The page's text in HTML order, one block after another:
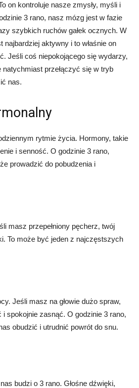
on kontroluje nasze zmysły, myśli i
3 rano, nasz mózg jest w fazie
szybkich ruchów gałek ocznych. W
najbardziej aktywny i to właśnie on
Jeśli coś niepokojącego się wydarzy,
przełączyć się w tryb
nas.
rytmie życia. Hormony, takie
i senność. O godzinie 3 rano,
prowadzić do pobudzenia i
masz przepełniony pęcherz, twój
To może być jeden z najczęstszych
Jeśli masz na głowie dużo spraw,
spokojnie zasnąć. O godzinie 3 rano,
obudzić i utrudnić powrót do snu.
budzi o 3 rano. Głośne dźwięki,